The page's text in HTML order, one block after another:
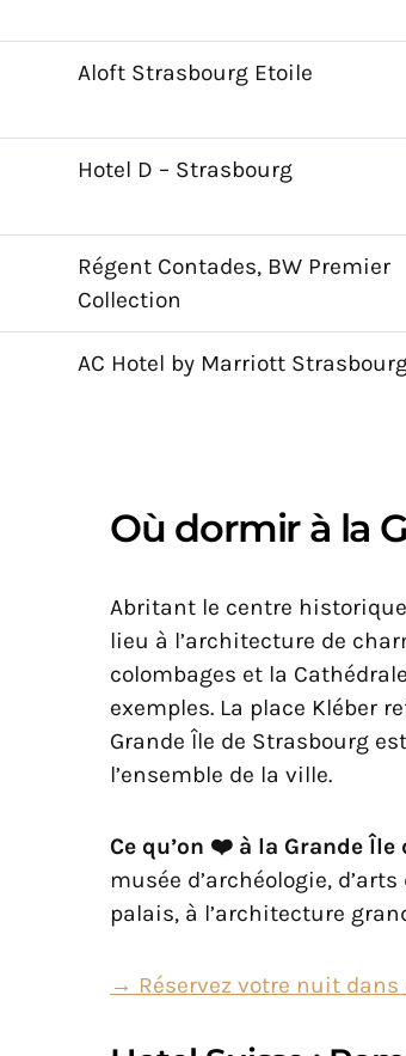
Aloft Strasbourg Etoile
Hotel D – Strasbourg
Régent Contades, BW Premier
Collection
AC Hotel by Marriott
Où dormir à la
Abritant le centre
lieu à l’architecture de
colombages et la
exemples. La place Kléber
Grande Île de Strasbourg
l’ensemble de la ville.
Ce qu’on ❤️ à la Grande
musée d’archéologie,
palais, à l’architecture
→ Réservez votre nuit dans